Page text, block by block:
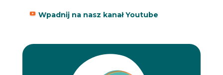
Wpadnij na nasz kanał Youtube